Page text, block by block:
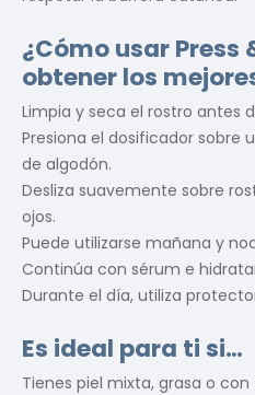
¿Cómo usar Press
obtener los
Limpia y seca el rostro antes
Presiona el dosificador sobre
de algodón.
Desliza suavemente sobre
ojos.
Puede utilizarse mañana y
Continúa con sérum e
Durante el día, utiliza
Es ideal para ti si…
Tienes piel mixta, grasa o